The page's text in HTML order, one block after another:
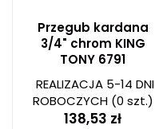
Przegub kardana
3/4" chrom KING
TONY 6791
REALIZACJA 5-14 DNI
ROBOCZYCH(0 szt.)
138,53 zł